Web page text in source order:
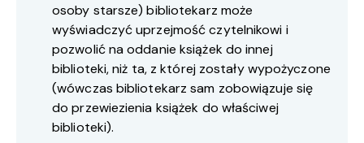
osoby starsze) bibliotekarz może
wyświadczyć uprzejmość czytelnikowi i
pozwolić na oddanie książek do innej
biblioteki, niż ta, z której zostały wypożyczone
(wówczas bibliotekarz sam zobowiązuje się
do przewiezienia książek do właściwej
biblioteki).